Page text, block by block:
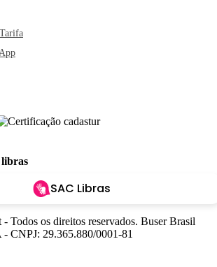
SAC Libras
Todos os direitos reservados. Buser Brasil
CNPJ: 29.365.880/0001-81